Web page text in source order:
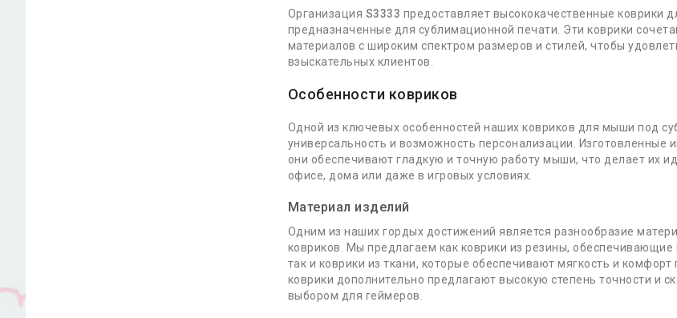
Организация S3333 предоставляет высококачественные коврики
предназначенные для сублимационной печати. Эти коврики
материалов с широким спектром размеров и стилей, чтобы
взыскательных клиентов.
Особенности ковриков
Одной из ключевых особенностей наших ковриков для мыши под
универсальность и возможность персонализации. Изготовленные
они обеспечивают гладкую и точную работу мыши, что делает их
офисе, дома или даже в игровых условиях.
Материал изделий
Одним из наших гордых достижений является разнообразие
ковриков. Мы предлагаем как коврики из резины, обеспечивающие
так и коврики из ткани, которые обеспечивают мягкость и
коврики дополнительно предлагают высокую степень точности и
выбором для геймеров.